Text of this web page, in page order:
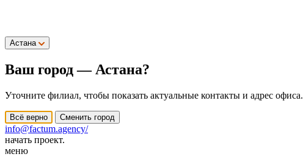
Астана
Ваш город — Астана?
Уточните филиал, чтобы показать актуальные контакты и адрес офиса.
Всё верно Сменить город
info@factum.agency/
начать проект.
меню